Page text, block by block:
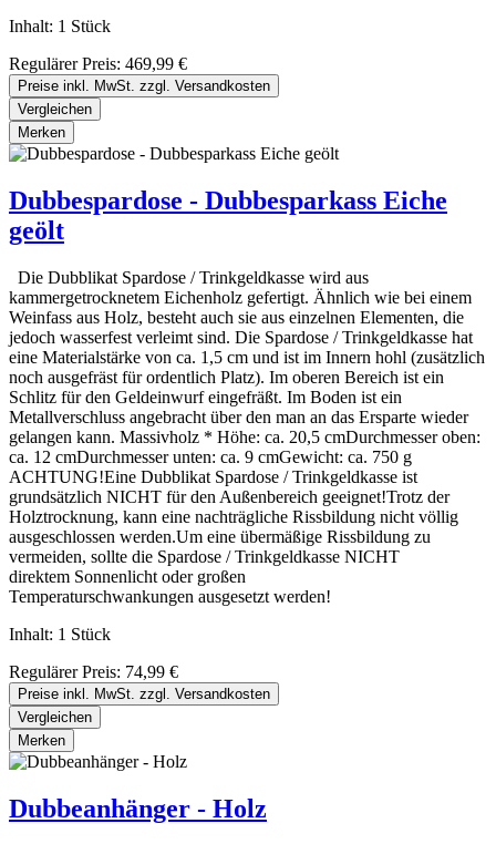
Inhalt: 1 Stück
Regulärer Preis: 469,99 €
Preise inkl. MwSt. zzgl. Versandkosten
Vergleichen
Merken
Dubbespardose - Dubbesparkass Eiche
geölt
Die Dubblikat Spardose / Trinkgeldkasse wird aus
kammergetrocknetem Eichenholz gefertigt. Ähnlich wie bei einem
Weinfass aus Holz, besteht auch sie aus einzelnen Elementen, die
jedoch wasserfest verleimt sind. Die Spardose / Trinkgeldkasse hat
eine Materialstärke von ca. 1,5 cm und ist im Innern hohl (zusätzlich
noch ausgefräst für ordentlich Platz). Im oberen Bereich ist ein
Schlitz für den Geldeinwurf eingefräßt. Im Boden ist ein
Metallverschluss angebracht über den man an das Ersparte wieder
gelangen kann. Massivholz * Höhe: ca. 20,5 cmDurchmesser oben:
ca. 12 cmDurchmesser unten: ca. 9 cmGewicht: ca. 750 g
ACHTUNG!Eine Dubblikat Spardose / Trinkgeldkasse ist
grundsätzlich NICHT für den Außenbereich geeignet!Trotz der
Holztrocknung, kann eine nachträgliche Rissbildung nicht völlig
ausgeschlossen werden.Um eine übermäßige Rissbildung zu
vermeiden, sollte die Spardose / Trinkgeldkasse NICHT
direktem Sonnenlicht oder großen
Temperaturschwankungen ausgesetzt werden!
Inhalt: 1 Stück
Regulärer Preis: 74,99 €
Preise inkl. MwSt. zzgl. Versandkosten
Vergleichen
Merken
Dubbeanhänger - Holz